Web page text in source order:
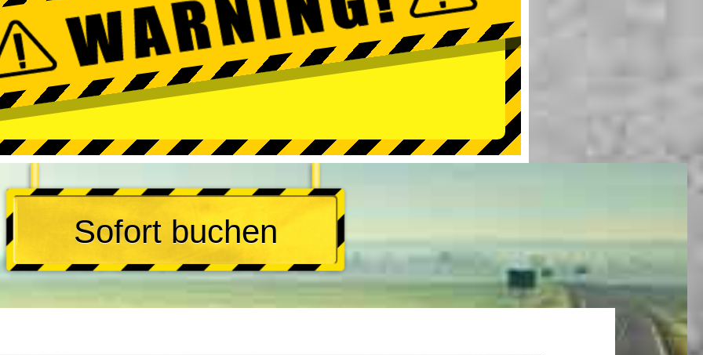
Sofort buchen